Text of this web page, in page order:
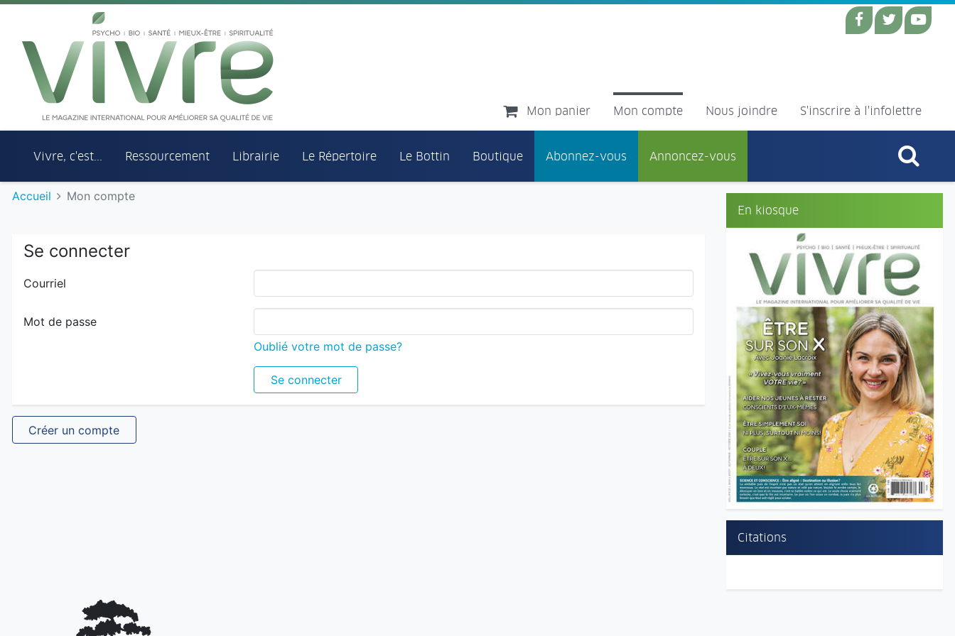
Aller au menu principal
Aller au contenu principal
Mon panier Mon compte Nous joindre S'inscrire à l'infolettre
Vivre, c'est... Ressourcement Librairie Le Répertoire Le Bottin Boutique Abonnez-vous Annoncez-vous
En kiosque
Citations
Accueil Mon compte
Se connecter
Courriel
Mot de passe
Oublié votre mot de passe?
Se connecter
Créer un compte